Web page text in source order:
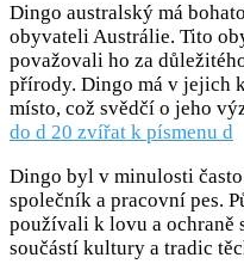
Dingo australský má
obyvateli Austrálie. Tito
považovali ho za
přírody. Dingo má v jejich
místo, což svědčí o jeho
do d 20 zvířat k písmenu d
Dingo byl v minulosti
společník a pracovní pes.
používali k lovu a ochraně
součástí kultury a tradic